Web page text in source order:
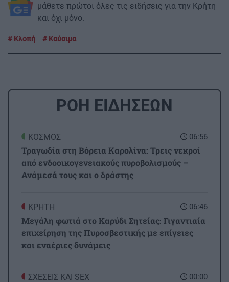
μάθετε πρώτοι όλες τις ειδήσεις για την Κρήτη
και όχι μόνο.
Κλοπή Καύσιμα
ΡΟΗ ΕΙΔΗΣΕΩΝ
06:56
ΚΟΣΜΟΣ
Τραγωδία στη Βόρεια Καρολίνα: Τρεις νεκροί
από ενδοοικογενειακούς πυροβολισμούς –
Ανάμεσά τους και ο δράστης
06:46
ΚΡΗΤΗ
Μεγάλη φωτιά στο Καρύδι Σητείας: Γιγαντιαία
επιχείρηση της Πυροσβεστικής με επίγειες
και εναέριες δυνάμεις
00:00
ΣΧΕΣΕΙΣ ΚΑΙ SEX